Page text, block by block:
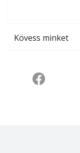
Kövess minket